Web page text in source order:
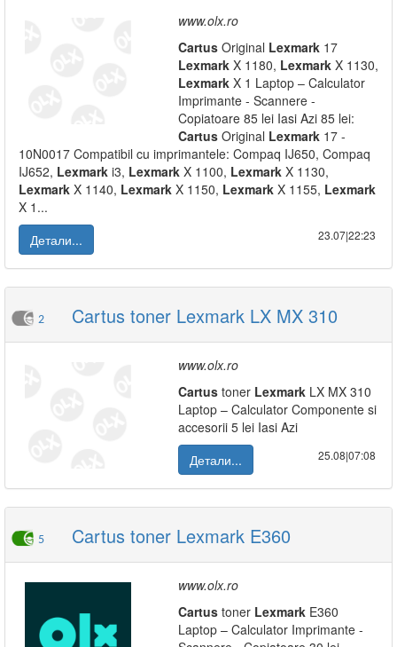
www.olx.ro
Cartus Original Lexmark 17
Lexmark X 1180, Lexmark X 1130,
Lexmark X 1 Laptop – Calculator
Imprimante - Scannere -
Copiatoare 85 lei Iasi Azi 85 lei:
Cartus Original Lexmark 17 -
10N0017 Compatibil cu imprimantele: Compaq IJ650, Compaq
IJ652, Lexmark i3, Lexmark X 1100, Lexmark X 1130,
Lexmark X 1140, Lexmark X 1150, Lexmark X 1155, Lexmark
X 1...
Детали...
23.07|22:23
2 Cartus toner Lexmark LX MX 310
www.olx.ro
Cartus toner Lexmark LX MX 310
Laptop – Calculator Componente si
accesorii 5 lei Iasi Azi
Детали...
25.08|07:08
5 Cartus toner Lexmark E360
www.olx.ro
Cartus toner Lexmark E360
Laptop – Calculator Imprimante -